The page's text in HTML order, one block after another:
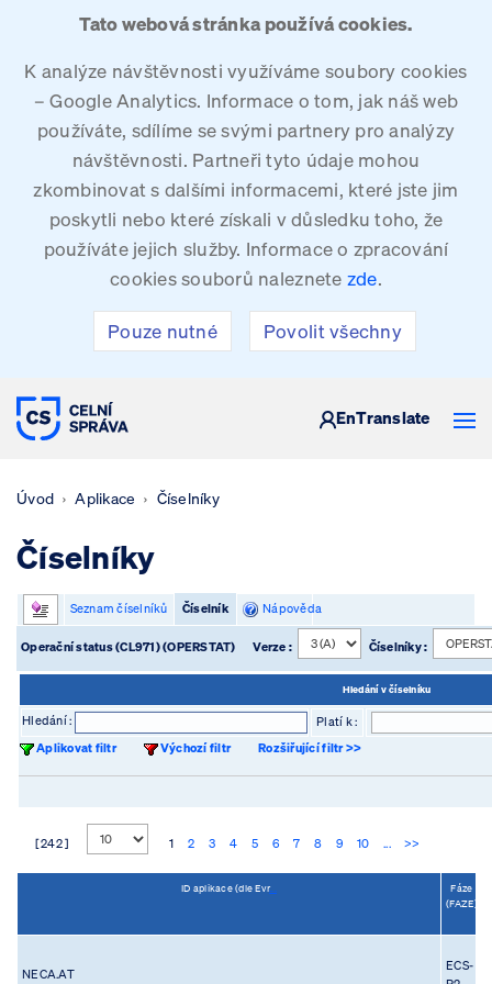
Tato webová stránka používá cookies.
K analýze návštěvnosti využíváme soubory cookies
– Google Analytics. Informace o tom, jak náš web
používáte, sdílíme se svými partnery pro analýzy
návštěvnosti. Partneři tyto údaje mohou
zkombinovat s dalšími informacemi, které jste jim
poskytli nebo které získali v důsledku toho, že
používáte jejich služby. Informace o zpracování
cookies souborů naleznete zde.
Pouze nutné Povolit všechny
CELNÍ SPRÁVA ČESKÉ REPUBLIKY
EnTranslate
Úvod Aplikace Číselníky
Číselníky
Seznam číselníků Číselník Nápověda
Operační status (CL971) (OPERSTAT) Verze : Číselníky :
Hledání v číselníku
Hledání :
Platí k :
Aplikovat filtr
Výchozí filtr Rozšiřující filtr >>
[ 242 ] 1 2 3 4 5 6 7 8 9 10 ... >>
ID aplikace (dle Evr...
Fáze
(FAZE)
NECA.AT
ECS-